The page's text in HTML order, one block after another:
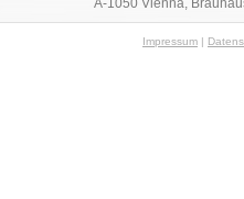
A-1050 Vienna,
Impressum |